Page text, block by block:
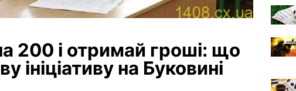
200 і отримай гроші: що
ініціативу на Буковині